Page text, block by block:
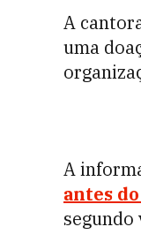
A
uma
A
antes
segundo